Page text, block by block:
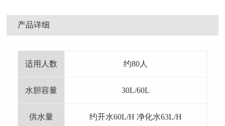
产品详细
适用人数 约80人
水胆容量 30L/60L
供水量 约开水60L/H 净化水63L/H